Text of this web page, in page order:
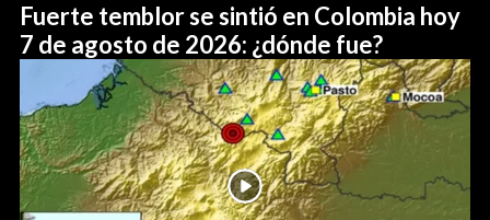
Fuerte temblor se sintió en Colombia hoy
7 de agosto de 2026: ¿dónde fue?